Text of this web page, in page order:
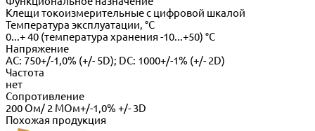
Клещи токоизмерительные с цифровой шкалой
Температура эксплуатации, °С
0...+ 40 (температура хранения -10...+50) °С
Напряжение
АС: 750+/-1,0% (+/- 5D); DC: 1000+/-1% (+/- 2D)
Частота
нет
Сопротивление
200 Ом/ 2 МОм+/-1,0% +/- 3D
Похожая продукция